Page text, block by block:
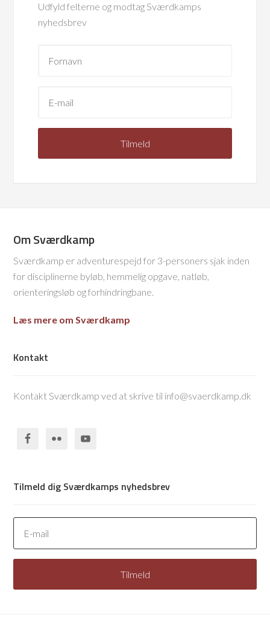
Udfyld felterne og modtag Sværdkamps
nyhedsbrev
Om Sværdkamp
Sværdkamp er adventurespejd for 3-personers sjak inden
for disciplinerne byløb, hemmelig opgave, natløb,
orienteringsløb og forhindringbane.
Læs mere om Sværdkamp
Kontakt
Kontakt Sværdkamp ved at skrive til info@svaerdkamp.dk
Tilmeld dig Sværdkamps nyhedsbrev